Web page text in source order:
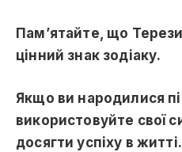
Пам’ятайте, що Терези
цінний знак зодіаку.
Якщо ви народилися
використовуйте свої
досягти успіху в житті.